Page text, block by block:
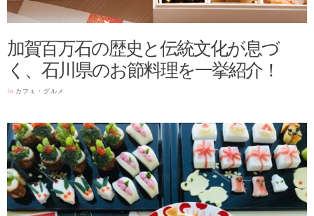
加賀百万石の歴史と伝統文化が息づ
く、石川県のお節料理を一挙紹介！
in カフェ・グルメ